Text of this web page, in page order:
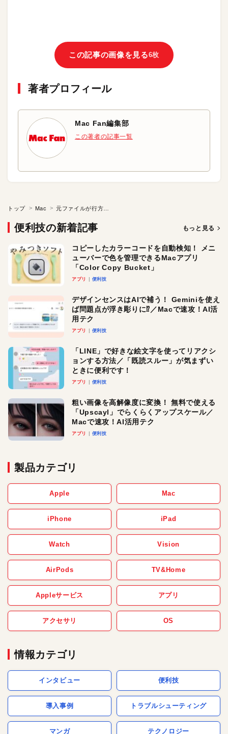
この記事の画像を見る6枚
著者プロフィール
Mac Fan編集部
この著者の記事一覧
トップ Mac
便利技の新着記事 もっと見る
コピーしたカラーコードを自動検知！ メニ
ューバーで色を管理できるMacアプリ
「Color Copy Bucket」
アプリ 便利技
デザインセンスはAIで補う！ Geminiを使え
ば問題点が浮き彫りに⁉︎／Macで速攻！AI活
用テク
アプリ 便利技
「LINE」で好きな絵文字を使ってリアクシ
ョンする方法／「既読スルー」が気まずい
ときに便利です！
アプリ 便利技
粗い画像を高解像度に変換！ 無料で使える
「Upscayl」でらくらくアップスケール／
Macで速攻！AI活用テク
アプリ 便利技
製品カテゴリ
Apple Mac
iPhone iPad
Watch Vision
AirPods TV&Home
Appleサービス アプリ
アクセサリ OS
情報カテゴリ
インタビュー 便利技
導入事例 トラブルシューティング
マンガ テクノロジー